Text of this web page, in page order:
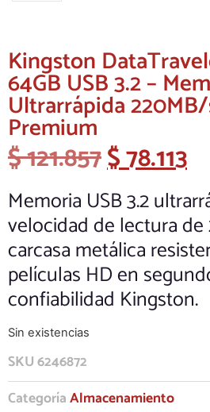
Kingston
64GB USB 3.2 –
Ultrarrápida
Premium
$121.857$78.113
Memoria USB 3.2
velocidad de lectura
carcasa metálica
películas HD en
confiabilidad Kingston.
Sin existencias
SKU6246872
CategoríaAlmacenamiento